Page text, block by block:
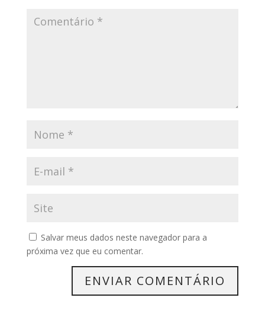
Salvar meus dados neste navegador para a
próxima vez que eu comentar.